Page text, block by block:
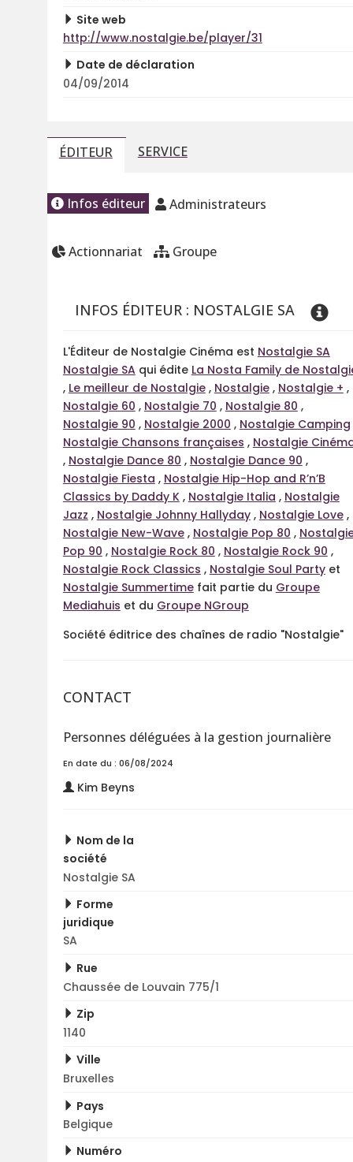
Site web
http://www.nostalgie.be/player/31
Date de déclaration
04/09/2014
ÉDITEUR SERVICE
Infos éditeur Administrateurs
Actionnariat Groupe
INFOS ÉDITEUR : NOSTALGIE SA
L'Éditeur de Nostalgie Cinéma est Nostalgie SA
Nostalgie SAqui édite La Nosta Family de
, Le meilleur de Nostalgie, Nostalgie, Nostalgie + ,
Nostalgie 60 , Nostalgie 70 , Nostalgie 80 ,
Nostalgie 90 , Nostalgie 2000 , Nostalgie Camping
Nostalgie Chansons françaises , Nostalgie
, Nostalgie Dance 80 , Nostalgie Dance 90 ,
Nostalgie Fiesta , Nostalgie Hip-Hop and R’n’B
Classics by Daddy K, Nostalgie Italia , Nostalgie
Jazz , Nostalgie Johnny Hallyday, Nostalgie Love,
Nostalgie New-Wave, Nostalgie Pop 80 ,
Pop 90 , Nostalgie Rock 80 , Nostalgie Rock 90 ,
Nostalgie Rock Classics , Nostalgie Soul Partyet
Nostalgie Summertimefait partie du Groupe
Mediahuis et du Groupe NGroup
Société éditrice des chaînes de radio "Nostalgie"
CONTACT
Personnes déléguées à la gestion journalière
En date du : 06/08/2024
Kim Beyns
Nom de la
société
Nostalgie SA
Forme
juridique
SA
Rue
Chaussée de Louvain 775/1
Zip
1140
Ville
Bruxelles
Pays
Belgique
Numéro